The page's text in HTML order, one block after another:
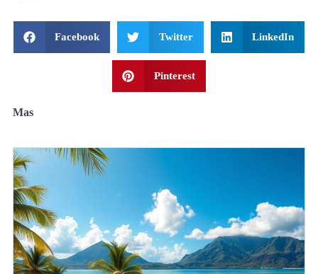
Facebook Twitter LinkedIn
Pinterest
Mas